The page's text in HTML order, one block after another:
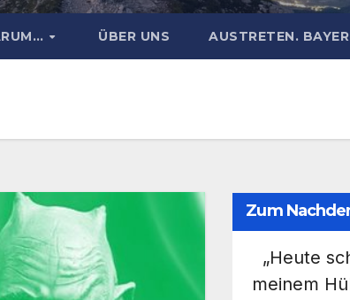
ÜBER UNS AUSTRETEN.
Zum
„Heute
meinem